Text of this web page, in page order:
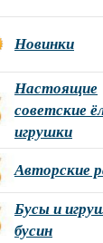
Новинки
Настоящие
советские
игрушки
Авторские
Бусы и
бусин